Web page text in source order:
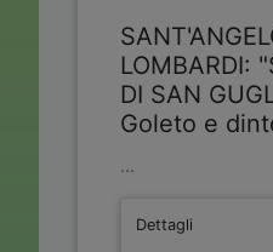
LOMBARDI:
DI SAN
Goleto e
...
Dettagli